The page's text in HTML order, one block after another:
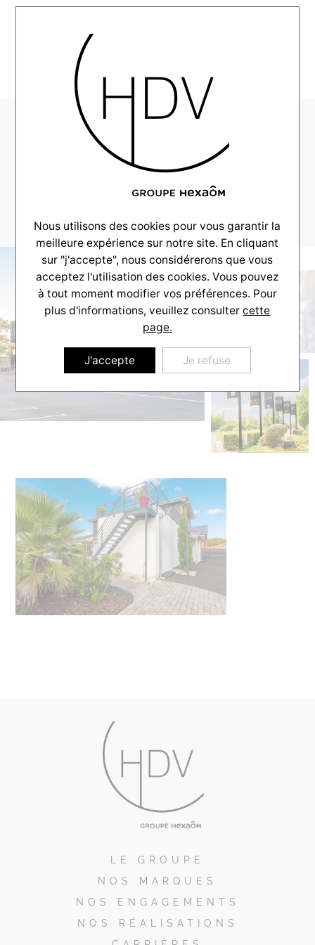
CouleurVillas-
Realisations-
Seignosse-2021-10–
0_0015_DSC_4637
LE GROUPE
NOS MARQUES
NOS ENGAGEMENTS
NOS RÉALISATIONS
Nous utilisons des cookies pour vous garantir la
meilleure expérience sur notre site. En cliquant
sur "j'accepte", nous considérerons que vous
acceptez l'utilisation des cookies. Vous pouvez
à tout moment modifier vos préférences. Pour
plus d'informations, veuillez consultercette
page.
J'accepte Je refuse